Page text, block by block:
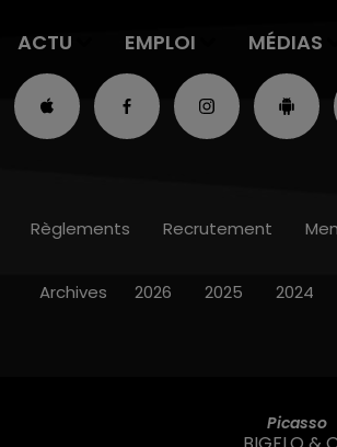
ACTU EMPLOI MÉDIAS
Picasso
Règlements Recrutement
Archives 2026 2025 2024